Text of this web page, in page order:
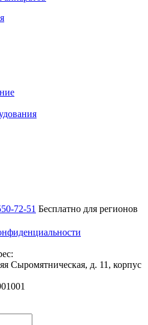
72-51 Бесплатно для регионов
Сыромятническая, д. 11, корпус